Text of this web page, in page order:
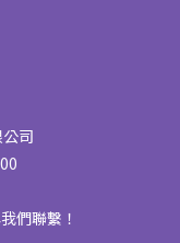
司
們聯繫！